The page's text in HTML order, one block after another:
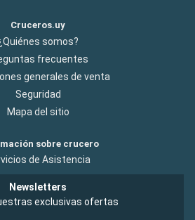
Cruceros.uy
somos?
frecuentes
generales de venta
Seguridad
Mapa del sitio
sobre crucero
de Asistencia
Newsletters
exclusivas ofertas